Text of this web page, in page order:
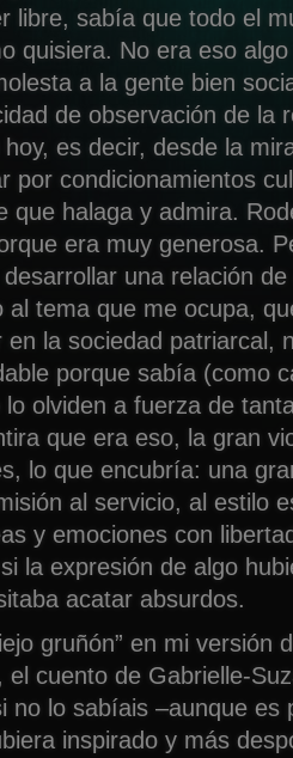
libre, sabía que todo el
quisiera. No era eso
a la gente bien
de observación de la
es decir, desde la
por condicionamientos
que halaga y admira.
era muy generosa.
una relación
al tema que me ocupa,
la sociedad patriarcal,
porque sabía (como
olviden a fuerza de
que era eso, la gran
lo que encubría: una
al servicio, al estilo
y emociones con
la expresión de algo
acatar absurdos.
gruñón” en mi versión
el cuento de Gabrielle-
no lo sabíais –aunque es
inspirado y más